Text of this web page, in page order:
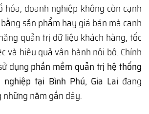
hóa, doanh nghiệp không còn cạnh
sản phẩm hay giá bán mà cạnh
quản trị dữ liệu khách hàng, tốc
và hiệu quả vận hành nội bộ. Chính
dụng phần mềm quản trị hệ thống
nghiệp tại Bình Phú, Gia Lai đang
năm gần đây.